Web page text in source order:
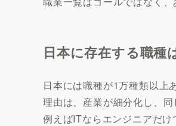
日本に存在する職種
日本には職種が1万種類以上
理由は、産業が細分化し、
例えばITならエンジニアだ